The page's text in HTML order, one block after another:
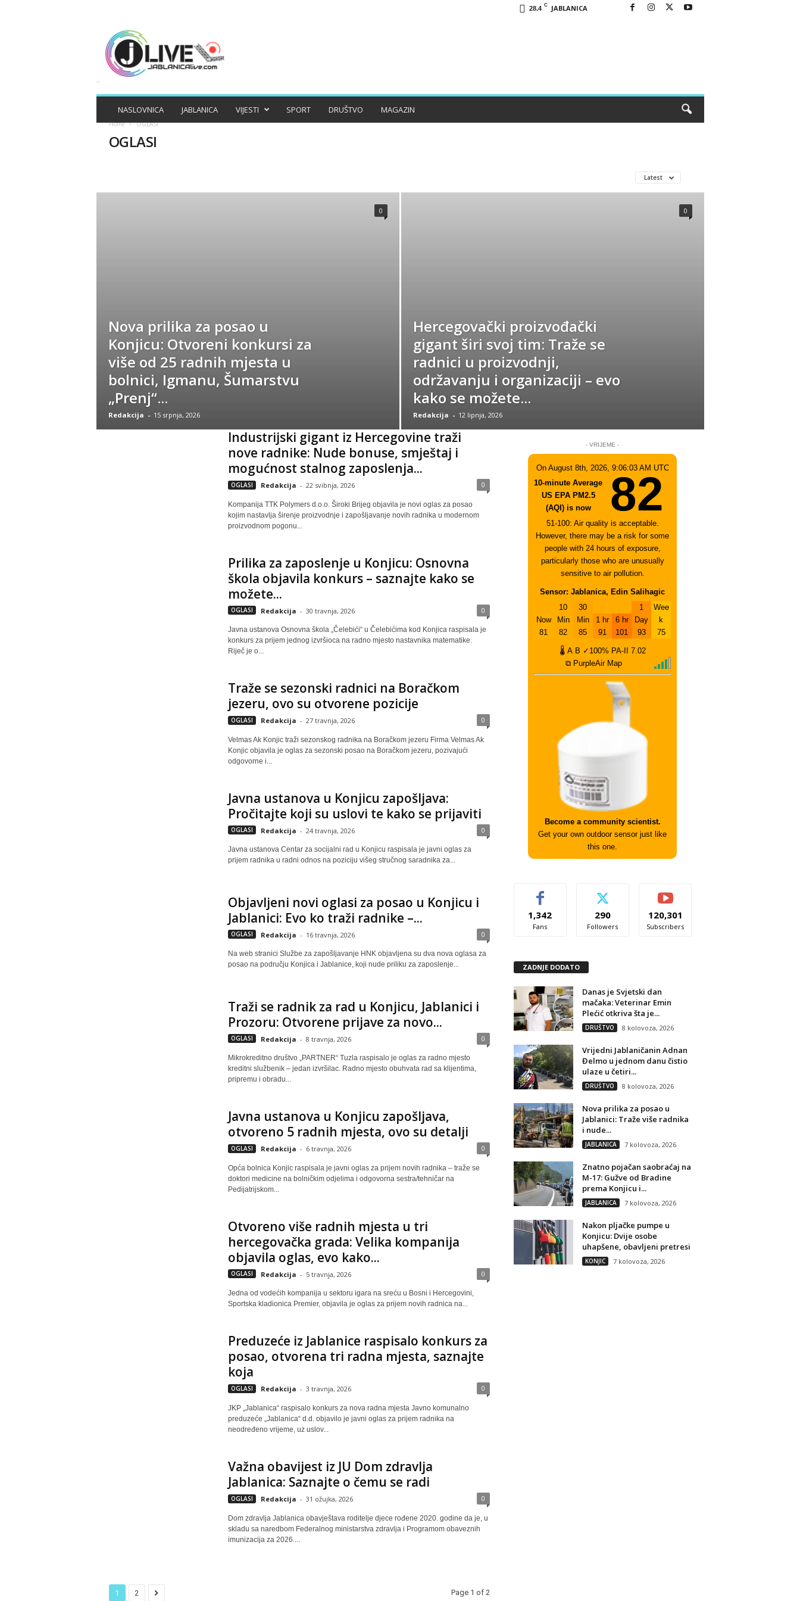
28.4 C JABLANICA
NASLOVNICA JABLANICA VIJESTI SPORT DRUŠTVO MAGAZIN
Home OGLASI
OGLASI
Latest
Nova prilika za posao u
Konjicu: Otvoreni konkursi za
više od 25 radnih mjesta u
bolnici, Igmanu, Šumarstvu
„Prenj“...
Redakcija - 15 srpnja, 2026
0
Hercegovački proizvođački
gigant širi svoj tim: Traže se
radnici u proizvodnji,
održavanju i organizaciji – evo
kako se možete...
Redakcija - 12 lipnja, 2026
0
Industrijski gigant iz Hercegovine traži
nove radnike: Nude bonuse, smještaj i
mogućnost stalnog zaposlenja...
OGLASI Redakcija - 22 svibnja, 2026 0
Kompanija TTK Polymers d.o.o. Široki Brijeg objavila je novi oglas za posao
kojim nastavlja širenje proizvodnje i zapošljavanje novih radnika u modernom
proizvodnom pogonu...
Prilika za zaposlenje u Konjicu: Osnovna
škola objavila konkurs – saznajte kako se
možete...
OGLASI Redakcija - 30 travnja, 2026 0
Javna ustanova Osnovna škola „Čelebići“ u Čelebićima kod Konjica raspisala je
konkurs za prijem jednog izvršioca na radno mjesto nastavnika matematike.
Riječ je o...
Traže se sezonski radnici na Boračkom
jezeru, ovo su otvorene pozicije
OGLASI Redakcija - 27 travnja, 2026 0
Velmas Ak Konjic traži sezonskog radnika na Boračkom jezeru Firma Velmas Ak
Konjic objavila je oglas za sezonski posao na Boračkom jezeru, pozivajući
odgovorne i...
Javna ustanova u Konjicu zapošljava:
Pročitajte koji su uslovi te kako se prijaviti
OGLASI Redakcija - 24 travnja, 2026 0
Javna ustanova Centar za socijalni rad u Konjicu raspisala je javni oglas za
prijem radnika u radni odnos na poziciju višeg stručnog saradnika za...
Objavljeni novi oglasi za posao u Konjicu i
Jablanici: Evo ko traži radnike –...
OGLASI Redakcija - 16 travnja, 2026 0
Na web stranici Službe za zapošljavanje HNK objavljena su dva nova oglasa za
posao na području Konjica i Jablanice, koji nude priliku za zaposlenje...
Traži se radnik za rad u Konjicu, Jablanici i
Prozoru: Otvorene prijave za novo...
OGLASI Redakcija - 8 travnja, 2026 0
Mikrokreditno društvo „PARTNER“ Tuzla raspisalo je oglas za radno mjesto
kreditni službenik – jedan izvršilac. Radno mjesto obuhvata rad sa klijentima,
pripremu i obradu...
Javna ustanova u Konjicu zapošljava,
otvoreno 5 radnih mjesta, ovo su detalji
OGLASI Redakcija - 6 travnja, 2026 0
Opća bolnica Konjic raspisala je javni oglas za prijem novih radnika – traže se
doktori medicine na bolničkim odjelima i odgovorna sestra/tehničar na
Pedijatrijskom...
Otvoreno više radnih mjesta u tri
hercegovačka grada: Velika kompanija
objavila oglas, evo kako...
OGLASI Redakcija - 5 travnja, 2026 0
Jedna od vodećih kompanija u sektoru igara na sreću u Bosni i Hercegovini,
Sportska kladionica Premier, objavila je oglas za prijem novih radnica na...
Preduzeće iz Jablanice raspisalo konkurs za
posao, otvorena tri radna mjesta, saznajte
koja
OGLASI Redakcija - 3 travnja, 2026 0
JKP „Jablanica“ raspisalo konkurs za nova radna mjesta Javno komunalno
preduzeće „Jablanica“ d.d. objavilo je javni oglas za prijem radnika na
neodređeno vrijeme, uz uslov...
Važna obavijest iz JU Dom zdravlja
Jablanica: Saznajte o čemu se radi
OGLASI Redakcija - 31 ožujka, 2026 0
Dom zdravlja Jablanica obavještava roditelje djece rođene 2020. godine da je, u
skladu sa naredbom Federalnog ministarstva zdravlja i Programom obaveznih
imunizacija za 2026....
1 2 Page 1 of 2
- VRIJEME -
On August 8th, 2026, 9:06:03 AM UTC
10-minute Average
US EPA PM2.5
(AQI) is now
82
51-100: Air quality is acceptable.
However, there may be a risk for some
people with 24 hours of exposure,
particularly those who are unusually
sensitive to air pollution.
Sensor: Jablanica, Edin Salihagic
Now
81
10
Min
82
30
Min
85
1 hr
91
6 hr
101
1
Day
93
Wee
k
75
🌡 A B ✓100% PA-II
7.02
⧉ PurpleAir Map
Become a community scientist.
Get your own outdoor sensor just like
this one.
1,342
Fans
290
Followers
120,301
Subscribers
ZADNJE DODATO
Danas je Svjetski dan
mačaka: Veterinar Emin
Plećić otkriva šta je...
DRUŠTVO 8 kolovoza, 2026
Vrijedni Jablaničanin Adnan
Đelmo u jednom danu čistio
ulaze u četiri...
DRUŠTVO 8 kolovoza, 2026
Nova prilika za posao u
Jablanici: Traže više radnika
i nude...
JABLANICA 7 kolovoza, 2026
Znatno pojačan saobraćaj na
M-17: Gužve od Bradine
prema Konjicu i...
JABLANICA 7 kolovoza, 2026
Nakon pljačke pumpe u
Konjicu: Dvije osobe
uhapšene, obavljeni pretresi
KONJIC 7 kolovoza, 2026